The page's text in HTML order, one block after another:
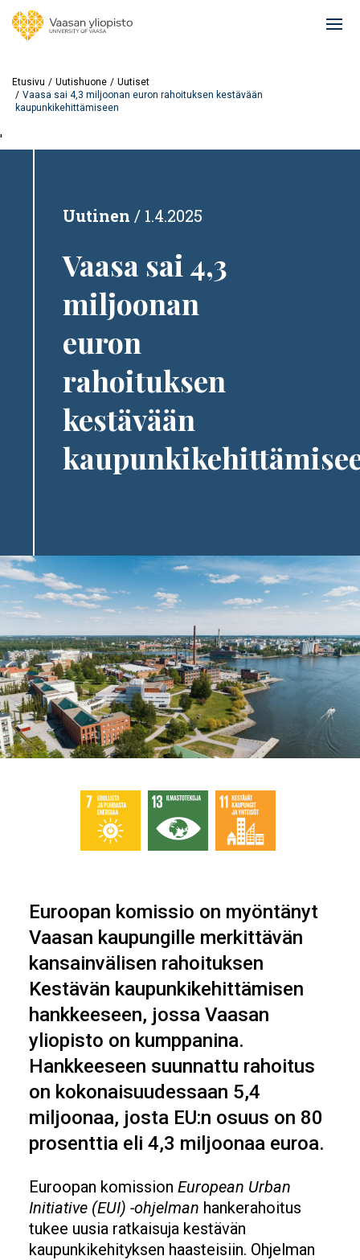
Etusivu Uutishuone
Uutiset
Vaasa sai 4,3 miljoonan euron rahoituksen kestävään
kaupunkikehittämiseen
'
Uutinen 1.4.2025
Vaasa sai 4,3
miljoonan
euron
rahoituksen
kestävään
Image
Euroopan komissio on myöntänyt
Vaasan kaupungille merkittävän
kansainvälisen rahoituksen
Kestävän kaupunkikehittämisen
hankkeeseen, jossa Vaasan
yliopisto on kumppanina.
Hankkeeseen suunnattu rahoitus
on kokonaisuudessaan 5,4
miljoonaa, josta EU:n osuus on 80
prosenttia eli 4,3 miljoonaa euroa.
Euroopan komission European Urban
Initiative (EUI) -ohjelman hankerahoitus
tukee uusia ratkaisuja kestävän
kaupunkikehityksen haasteisiin. Ohjelman